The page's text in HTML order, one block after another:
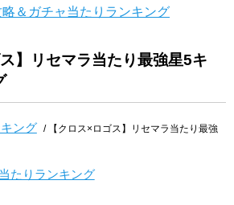
略＆ガチャ当たりランキング
ス】リセマラ当たり最強星5キ
ング / 【クロス×ロゴス】リセマラ当たり最強
当たりランキング